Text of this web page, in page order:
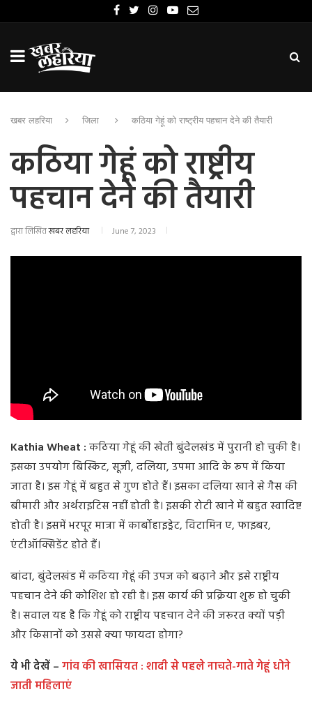
खबर लहरिया जिला कठिया गेहूं को राष्ट्रीय पहचान देने की तैयारी
कठिया गेहूं को राष्ट्रीय
पहचान देने की तैयारी
द्वारा लिखितखबर लहरिया June 7, 2023
Kathia Wheat :कठिया गेहूं की खेती बुंदेलखंड में पुरानी हो चुकी है।
इसका उपयोग बिस्किट, सूजी, दलिया, उपमा आदि के रूप में किया
जाता है। इस गेहूं में बहुत से गुण होते हैं। इसका दलिया खाने से गैस की
बीमारी और अर्थराइटिस नहीं होती है। इसकी रोटी खाने में बहुत स्वादिष्ट
होती है। इसमें भरपूर मात्रा में कार्बोहाइड्रेट, विटामिन ए, फाइबर,
एंटीऑक्सिडेंट होते हैं।
बांदा, बुंदेलखंड में कठिया गेहूं की उपज को बढ़ाने और इसे राष्ट्रीय
पहचान देने की कोशिश हो रही है। इस कार्य की प्रक्रिया शुरू हो चुकी
है। सवाल यह है कि गेहूं को राष्ट्रीय पहचान देने की जरूरत क्यों पड़ी
और किसानों को उससे क्या फायदा होगा?
ये भी देखें –गांव की खासियत : शादी से पहले नाचते-गाते गेहूं धोने
जाती महिलाएं